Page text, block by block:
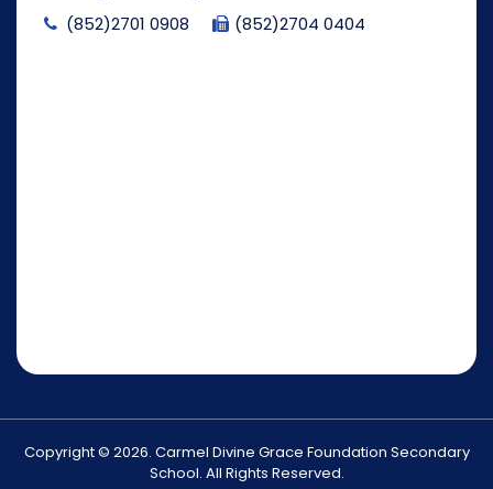
(852)2701 0908
(852)2704 0404
Copyright © 2026. Carmel Divine Grace Foundation Secondary
School. All Rights Reserved.